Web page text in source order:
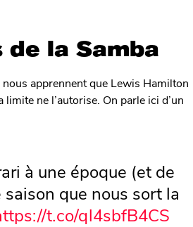
de la Samba
apprennent que Lewis Hamilton
ne l’autorise. On parle ici d’un
à une époque (et de
que nous sort la
t.co/ql4sbfB4CS